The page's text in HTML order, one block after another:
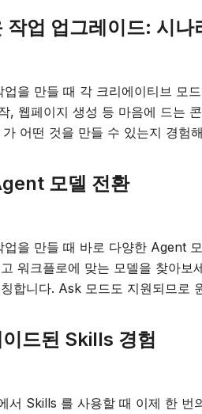
작업 업그레이드: 시나
업을 만들 때 각 크리에이티브 모
, 웹페이지 생성 등 마음에 드는
어떤 것을 만들 수 있는지 경험
모델 전환
업을 만들 때 바로 다양한 Agent
워크플로에 맞는 모델을 찾아
합니다. Ask 모드도 지원되므로
드된 Skills 경험
서 Skills 를 사용할 때 이제 한